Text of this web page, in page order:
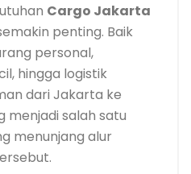
Cargo Jakarta
penting. Baik
personal,
hingga logistik
dari Jakarta ke
menjadi salah satu
menunjang alur